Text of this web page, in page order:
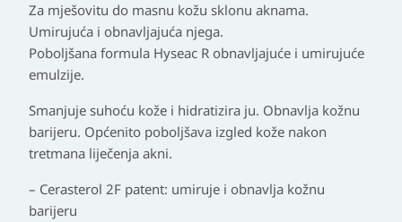
Za mješovitu do masnu kožu sklonu aknama.
Umirujuća i obnavljajuća njega.
Poboljšana formula Hyseac R obnavljajuće i umirujuće
emulzije.
Smanjuje suhoću kože i hidratizira ju. Obnavlja kožnu
barijeru. Općenito poboljšava izgled kože nakon
tretmana liječenja akni.
– Cerasterol 2F patent: umiruje i obnavlja kožnu
barijeru